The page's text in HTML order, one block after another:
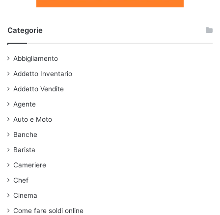
Categorie
Abbigliamento
Addetto Inventario
Addetto Vendite
Agente
Auto e Moto
Banche
Barista
Cameriere
Chef
Cinema
Come fare soldi online